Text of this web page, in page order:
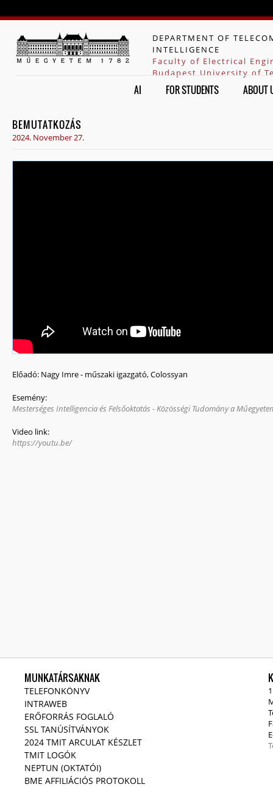
DEPARTMENT OF
INTELLIGENCE
Faculty of Electrical
Budapest University of
AI FOR STUDENTS ABOUT
BEMUTATKOZÁS
2024. November 27.
Előadó: Nagy Imre - műszaki igazgató, Colossyan
Esemény:
Mesterséges Intelligencia és Felsőoktatás - Közösségi Tudomány a
Video link:
https://youtu.be/
MUNKATÁRSAKNAK
TELEFONKÖNYV
INTRAWEB
ERŐFORRÁS FOGLALÓ
SSL TANÚSÍTVÁNYOK
2024 TMIT ARCULAT KÉSZLET
TMIT LOGÓK
NEPTUN (OKTATÓI)
BME AFFILIÁCIÓS PROTOKOLL